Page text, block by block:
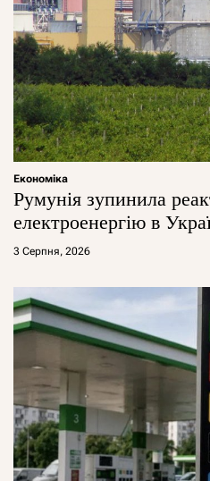
Економіка
Румунія зупинила
електроенергію в
3 Серпня, 2026